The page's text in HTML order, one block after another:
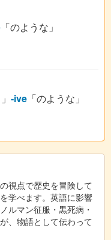
「のような」
-ive 「のような」
視点で歴史を冒険して
学べます。英語に影響
ルマン征服・黒死病・
、物語として伝わって